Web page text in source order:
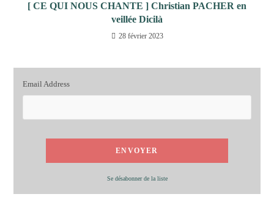
[ CE QUI NOUS CHANTE ] Christian PACHER en
veillée Dicilà
28 février 2023
Email Address
Se désabonner de la liste